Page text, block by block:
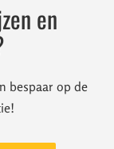
en
bespaar op de